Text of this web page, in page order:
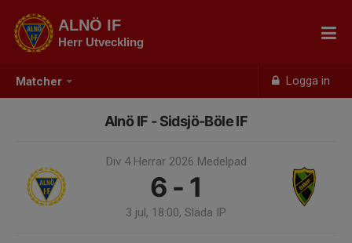
Matcher Logga in
ALNÖ IF
Herr Utveckling
Alnö IF - Sidsjö-Böle IF
Div 4 Herrar 2026 Medelpad
6 - 1
3 jul, 18:00, Släda IP